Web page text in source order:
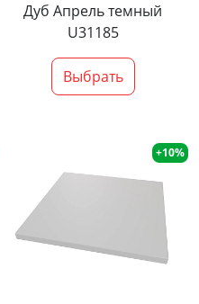
Дуб Апрель темный
U31185
Выбрать
+10%